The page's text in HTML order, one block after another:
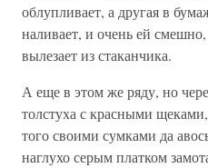
облупливает, а другая в
наливает, и очень ей
вылезает из стаканчика.
А еще в этом же ряду, но
толстуха с красными
того своими сумками да
наглухо серым платком